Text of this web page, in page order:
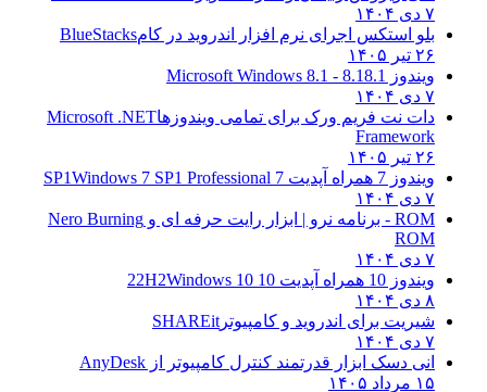
بلو استکس اجرای نرم افزار اندروید در کامBlueStacks
ویندوز 8.18.1 - Microsoft Windows 8.1
دات نت فریم ورک برای تمامی ویندوزهاMicrosoft .NET
Framework
ویندوز 7 همراه آپدیت 7 SP1
Windows 7 SP1 Professional
ROM - برنامه نرو | ابزار رایت حرفه ای و
Nero Burning
ROM
ویندوز 10 همراه آپدیت 10 22H2
Windows 10
شیریت برای اندروید و کامپیوترSHAREit
انی دسک ابزار قدرتمند کنترل کامپیوتر ازAnyDesk